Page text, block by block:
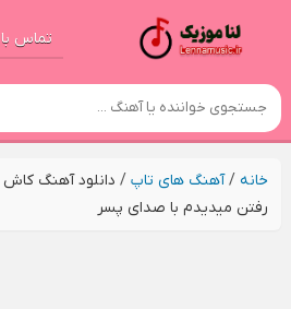
تماس
خانه/آهنگ های تاپ/ دانلود آهنگ
رفتن میدیدم با صدای پسر